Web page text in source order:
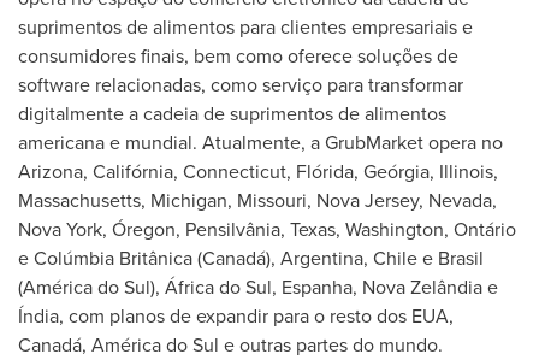
suprimentos de alimentos para clientes empresariais e
consumidores finais, bem como oferece soluções de
software relacionadas, como serviço para transformar
digitalmente a cadeia de suprimentos de alimentos
americana e mundial. Atualmente, a GrubMarket opera no
Arizona, Califórnia, Connecticut, Flórida, Geórgia, Illinois,
Massachusetts, Michigan, Missouri, Nova Jersey, Nevada,
Nova York, Óregon, Pensilvânia, Texas, Washington, Ontário
e Colúmbia Britânica (Canadá), Argentina, Chilee Brasil
(América do Sul), África do Sul, Espanha, Nova Zelândia e
Índia, com planos de expandir para o resto dos EUA,
Canadá, América do Sul e outras partes do mundo.